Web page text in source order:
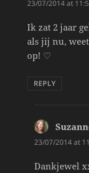
23/07/2014 at
Ik zat 2 jaar
als jij nu,
op! ♡
REPLY
23/07/2014 at
Dankjewel